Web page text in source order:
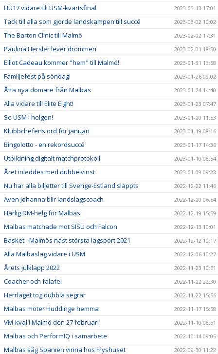
HU17 vidare till USM-kvartsfinal 2023-03-13 17:01
Tack till alla som gjorde landskampen till succé 2023-03-02 10:02
The Barton Clinic till Malmö 2023-02-02 17:31
Paulina Hersler lever drömmen 2023-02-01 18:50
Elliot Cadeau kommer "hem" till Malmö! 2023-01-31 13:58
Familjefest på söndag! 2023-01-26 09:02
Åtta nya domare från Malbas 2023-01-24 14:40
Alla vidare till Elite Eight! 2023-01-23 07:47
Se USM i helgen! 2023-01-20 11:53
Klubbchefens ord för januari 2023-01-19 08:16
Bingolotto - en rekordsuccé 2023-01-17 14:36
Utbildning digitalt matchprotokoll 2023-01-10 08:54
Året inleddes med dubbelvinst 2023-01-09 09:23
Nu har alla biljetter till Sverige-Estland släppts 2022-12-22 11:46
Även Johanna blir landslagscoach 2022-12-20 06:54
Härlig DM-helg för Malbas 2022-12-19 15:59
Malbas matchade mot SISU och Falcon 2022-12-13 10:01
Basket - Malmös näst största lagsport 2021 2022-12-12 10:17
Alla Malbaslag vidare i USM 2022-12-06 10:27
Årets julklapp 2022 2022-11-23 10:51
Coacher och falafel 2022-11-22 22:30
Herrlaget tog dubbla segrar 2022-11-22 15:56
Malbas möter Huddinge hemma 2022-11-17 15:58
VM-kval i Malmö den 27 februari 2022-11-10 08:51
Malbas och PerformIQ i samarbete 2022-10-14 09:05
Malbas såg Spanien vinna hos Fryshuset 2022-09-30 11:22